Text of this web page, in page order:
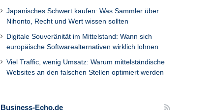
Japanisches Schwert kaufen: Was Sammler über
Nihonto, Recht und Wert wissen sollten
Digitale Souveränität im Mittelstand: Wann sich
europäische Softwarealternativen wirklich lohnen
Viel Traffic, wenig Umsatz: Warum mittelständische
Websites an den falschen Stellen optimiert werden
Business-Echo.de